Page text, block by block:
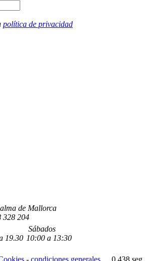
política de privacidad
de Mallorca
328 204
19.30
Sábados
10:00 a 13:30
- condiciones generales 0.438 seg